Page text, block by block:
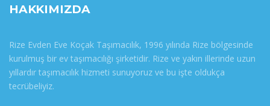
HAKKIMIZDA
Rize Evden Eve Koçak Taşımacılık, 1996 yılında Rize bölgesinde
kurulmuş bir ev taşımacılığı şirketidir. Rize ve yakın illerinde uzun
yıllardır taşımacılık hizmeti sunuyoruz ve bu işte oldukça
tecrübeliyiz.